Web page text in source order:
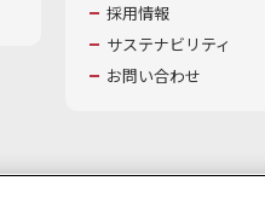
採用情報
サステナビリティ
お問い合わせ